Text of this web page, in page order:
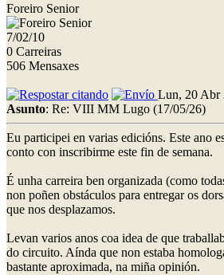
Foreiro Senior
7/02/10
0 Carreiras
506 Mensaxes
Lun, 20 Abr
Asunto: Re: VIII MM Lugo (17/05/26)
Eu participei en varias edicións. Este ano
conto con inscribirme este fin de semana.
É unha carreira ben organizada (como
non poñen obstáculos para entregar os
que nos desplazamos.
Levan varios anos coa idea de que
do circuito. Aínda que non estaba
bastante aproximada, na miña opinión.